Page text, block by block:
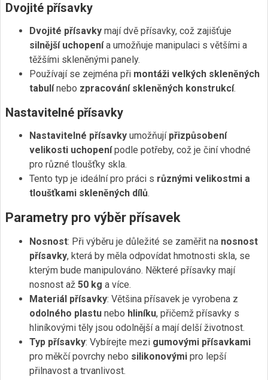
Dvojité přísavky
Dvojité přísavky mají dvě přísavky, což zajišťuje
silnější uchopenía umožňuje manipulaci s většími a
těžšími skleněnými panely.
Používají se zejména při montáži velkých skleněných
tabulínebo zpracování skleněných konstrukcí.
Nastavitelné přísavky
Nastavitelné přísavky umožňují přizpůsobení
velikosti uchopenípodle potřeby, což je činí vhodné
pro různé tloušťky skla.
Tento typ je ideální pro práci s různými velikostmi a
tloušťkami skleněných dílů.
Parametry pro výběr přísavek
Nosnost: Při výběru je důležité se zaměřit na nosnost
přísavky, která by měla odpovídat hmotnosti skla, se
kterým bude manipulováno. Některé přísavky mají
nosnost až 50 kg a více.
Materiál přísavky: Většina přísavek je vyrobena z
odolného plastu nebo hliníku, přičemž přísavky s
hliníkovými těly jsou odolnější a mají delší životnost.
Typ přísavky: Vybírejte mezi gumovými přísavkami
pro měkčí povrchy nebo silikonovými pro lepší
přilnavost a trvanlivost.